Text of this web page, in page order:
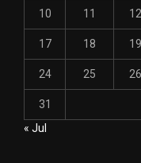
10 11 12
17 18 19
24 25 26
31
« Jul